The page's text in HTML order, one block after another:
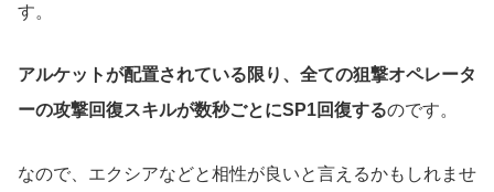
す。
アルケットが配置されている限り、全ての狙撃オペレータ
ーの攻撃回復スキルが数秒ごとにSP1回復するのです。
なので、エクシアなどと相性が良いと言えるかもしれませ